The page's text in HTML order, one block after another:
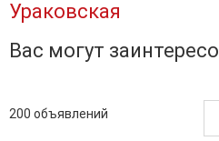
Ураковская
Вас могут
200 объявлений